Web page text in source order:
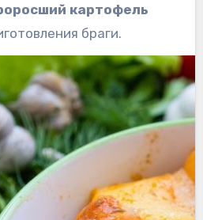
картофель
браги.